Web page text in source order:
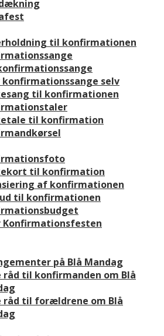
til konfirmationen
konfirmationssange selv
til konfirmationen
til konfirmation
til konfirmation
af konfirmationen
til konfirmationen
Konfirmationsfesten
på Blå Mandag
råd til konfirmanden om Blå
råd til forældrene om Blå